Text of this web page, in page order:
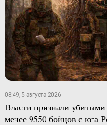
08:49, 5 августа 2026
Власти признали
менее 9550 бойцов с юга